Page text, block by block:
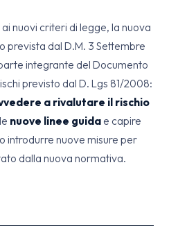
nuovi criteri di legge, la nuova
prevista dal D.M. 3 Settembre
integrante del Documento
previsto dal D. Lgs 81/2008:
a rivalutare il rischio
nuove linee guida e capire
introdurre nuove misure per
dalla nuova normativa.